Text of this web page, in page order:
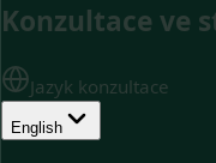
Konzultace ve
Jazyk konzultace
English